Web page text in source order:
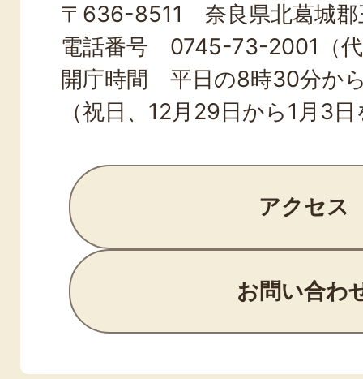
TOWN
〒636-8511 奈良県北葛城郡
電話番号 0745-73-2001（
開庁時間 平日の8時30分か
（祝日、12月29日から1月3
アクセス
お問い合わ